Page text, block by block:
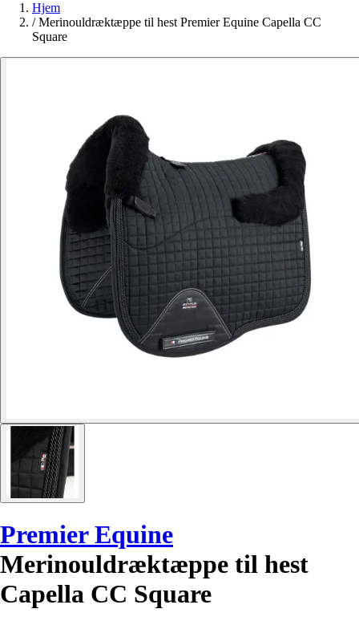
Hjem
/ Merinouldræktæppe til hest Premier Equine Capella CC
Square
Premier Equine
Merinouldræktæppe til hest
Capella CC Square